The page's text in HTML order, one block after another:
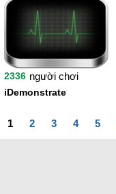
2336 người chơi
iDemonstrate
1 2 3 4 5